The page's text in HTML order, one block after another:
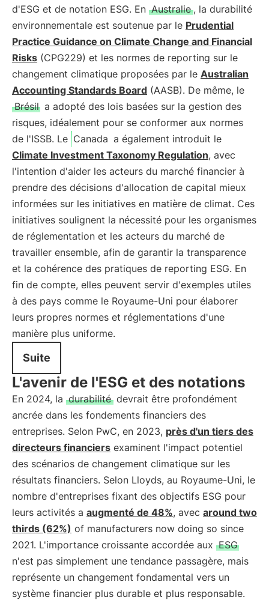
d'ESG et de notation ESG. En Australie , la durabilité
environnementale est soutenue par le Prudential
Practice Guidance on Climate Change and Financial
Risks (CPG229) et les normes de reporting sur le
changement climatique proposées par le Australian
Accounting Standards Board (AASB). De même, le
Brésil a adopté des lois basées sur la gestion des
risques, idéalement pour se conformer aux normes
de l'ISSB. Le Canada a également introduit le
Climate Investment Taxonomy Regulation, avec
l'intention d'aider les acteurs du marché financier à
prendre des décisions d'allocation de capital mieux
informées sur les initiatives en matière de climat. Ces
initiatives soulignent la nécessité pour les organismes
de réglementation et les acteurs du marché de
travailler ensemble, afin de garantir la transparence
et la cohérence des pratiques de reporting ESG. En
fin de compte, elles peuvent servir d'exemples utiles
à des pays comme le Royaume-Uni pour élaborer
leurs propres normes et réglementations d'une
manière plus uniforme.
Suite
L'avenir de l'ESG et des notations
En 2024, la durabilité devrait être profondément
ancrée dans les fondements financiers des
entreprises. Selon PwC, en 2023, près d'un tiers des
directeurs financiers examinent l'impact potentiel
des scénarios de changement climatique sur les
résultats financiers. Selon Lloyds, au Royaume-Uni, le
nombre d'entreprises fixant des objectifs ESG pour
leurs activités a augmenté de 48%, avec around two
thirds (62%) of manufacturers now doing so since
2021. L'importance croissante accordée aux ESG
n'est pas simplement une tendance passagère, mais
représente un changement fondamental vers un
système financier plus durable et plus responsable.